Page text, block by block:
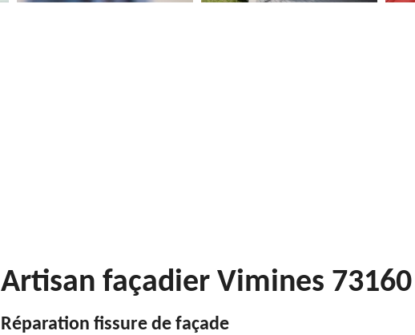
Artisan façadier Vimines 73160
Réparation fissure de façade